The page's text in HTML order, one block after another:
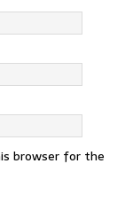
browser for the